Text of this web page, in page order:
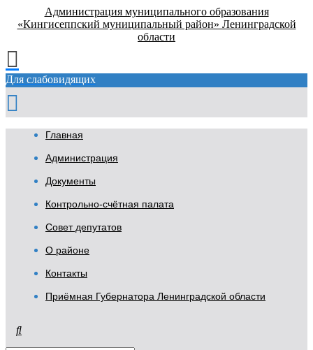
Администрация муниципального образования
«Кингисеппский муниципальный район» Ленинградской
области
Для слабовидящих
Главная
Администрация
Документы
Контрольно-счётная палата
Совет депутатов
О районе
Контакты
Приёмная Губернатора Ленинградской области